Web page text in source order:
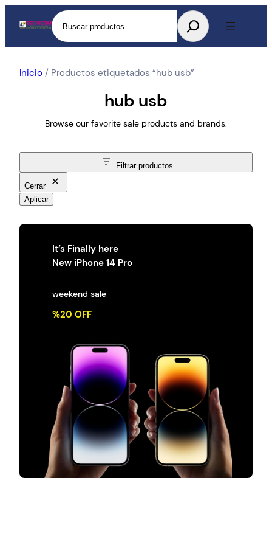
Buscar
Inicio / Productos etiquetados “hub usb”
hub usb
Browse our favorite sale products and brands.
Filtrar productos
Cerrar
Aplicar
It’s Finally here
New iPhone 14 Pro
weekend sale
%20 OFF